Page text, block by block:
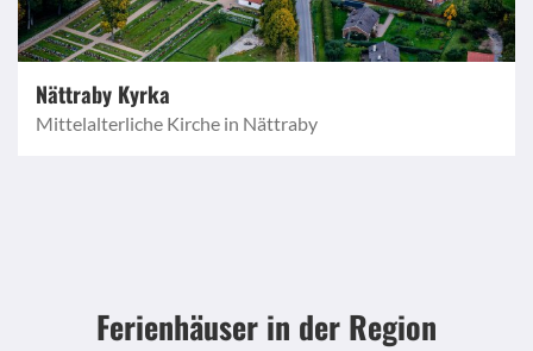
Nättraby Kyrka
Mittelalterliche Kirche in Nättraby
Ferienhäuser in der Region